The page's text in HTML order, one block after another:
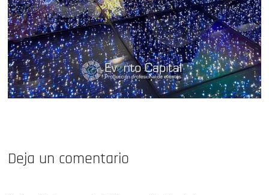
Deja un comentario